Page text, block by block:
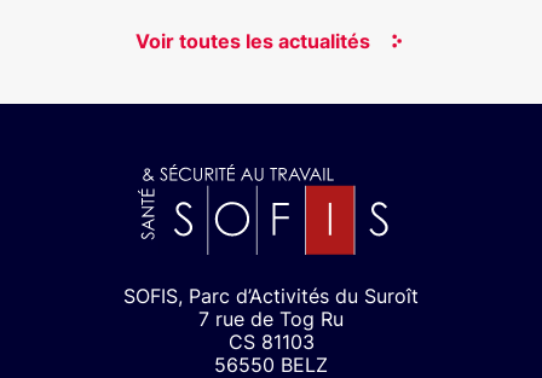
Voir toutes les actualités
SOFIS, Parc d’Activités du Suroît
7 rue de Tog Ru
CS 81103
56550 BELZ